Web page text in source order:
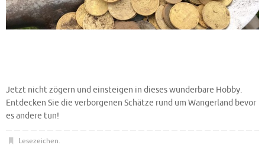
Jetzt nicht zögern und einsteigen in dieses wunderbare Hobby.
Entdecken Sie die verborgenen Schätze rund um Wangerland bevor
es andere tun!
Lesezeichen.